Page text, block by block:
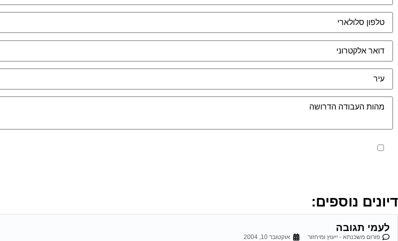
דיונים נוספים:
לעמי תגובה
פורום משכנתא - ייעוץ ומיחזור אוקטובר 10, 2004